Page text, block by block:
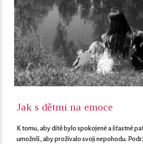
Jak s dětmi na emoce
K tomu, aby dítě bylo spokojené a šťastné
umožníš, aby prožívalo svoji nepohodu.